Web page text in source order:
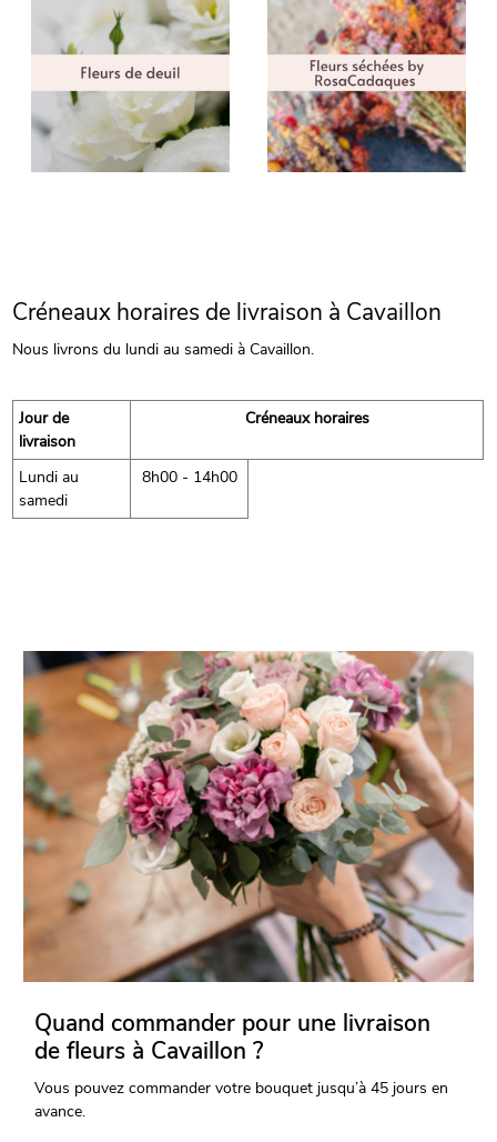
Créneaux horaires de livraison à Cavaillon
Nous livrons du lundi au samedi à Cavaillon.
Jour de
livraison
Créneaux horaires
Lundi au
samedi
8h00 - 14h00
Quand commander pour une livraison
de fleurs à Cavaillon ?
Vous pouvez commander votre bouquet jusqu’à 45 jours en
avance.